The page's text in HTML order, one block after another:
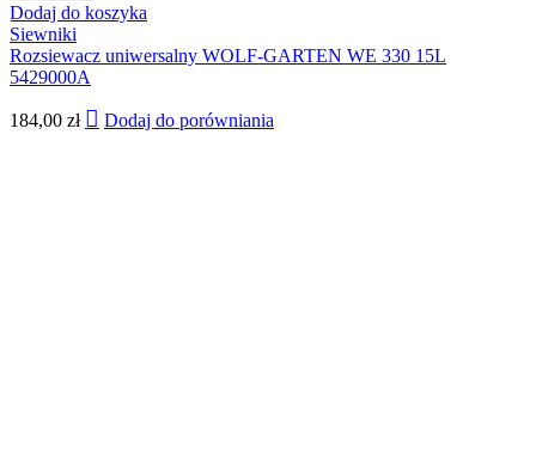
Dodaj do koszyka
Siewniki
Rozsiewacz uniwersalny WOLF-GARTEN WE 330 15L
5429000A
184,00 zł Dodaj do porówniania